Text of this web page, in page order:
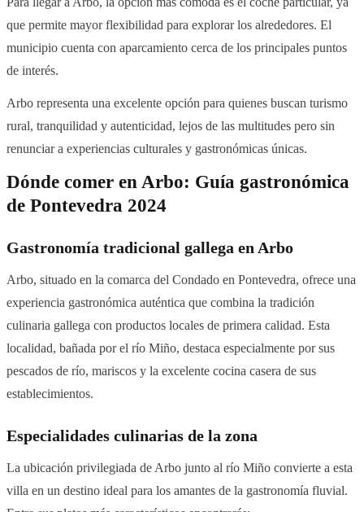
que permite mayor flexibilidad para explorar los alrededores. El
municipio cuenta con aparcamiento cerca de los principales puntos
de interés.
Arbo representa una excelente opción para quienes buscan turismo
rural, tranquilidad y autenticidad, lejos de las multitudes pero sin
renunciar a experiencias culturales y gastronómicas únicas.
Dónde comer en Arbo: Guía gastronómica
de Pontevedra 2024
Gastronomía tradicional gallega en Arbo
Arbo, situado en la comarca del Condado en Pontevedra, ofrece una
experiencia gastronómica auténtica que combina la tradición
culinaria gallega con productos locales de primera calidad. Esta
localidad, bañada por el río Miño, destaca especialmente por sus
pescados de río, mariscos y la excelente cocina casera de sus
establecimientos.
Especialidades culinarias de la zona
La ubicación privilegiada de Arbo junto al río Miño convierte a esta
villa en un destino ideal para los amantes de la gastronomía fluvial.